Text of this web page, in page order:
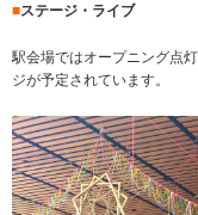
■ステージ・ライブ
駅会場ではオープニング点
ジが予定されています。